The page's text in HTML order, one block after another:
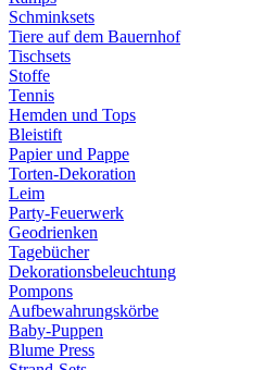
Schminksets
Tiere auf dem Bauernhof
Tischsets
Stoffe
Tennis
Hemden und Tops
Bleistift
Papier und Pappe
Torten-Dekoration
Leim
Party-Feuerwerk
Geodrienken
Tagebücher
Dekorationsbeleuchtung
Pompons
Aufbewahrungskörbe
Baby-Puppen
Blume Press